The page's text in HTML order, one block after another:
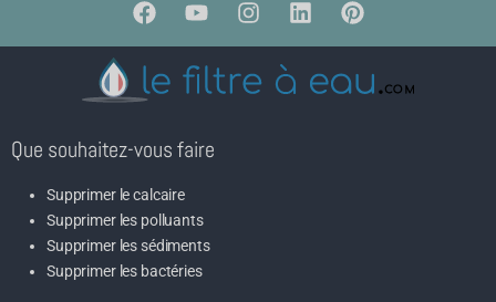
Que souhaitez-vous faire
Supprimer le calcaire
Supprimer les polluants
Supprimer les sédiments
Supprimer les bactéries